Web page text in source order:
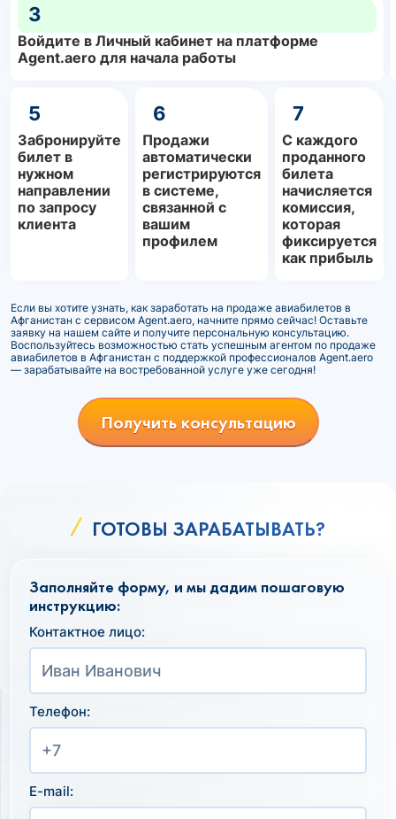
3
Войдите в Личный кабинет на платформе
Agent.aero для начала работы
5
Забронируйте
билет в
нужном
направлении
по запросу
клиента
6
Продажи
автоматически
регистрируются
в системе,
связанной с
вашим
профилем
7
С каждого
проданного
билета
начисляется
комиссия,
которая
фиксируется
как прибыль
Если вы хотите узнать, как заработать на продаже авиабилетов в
Афганистан с сервисом Agent.aero, начните прямо сейчас! Оставьте
заявку на нашем сайте и получите персональную консультацию.
Воспользуйтесь возможностью стать успешным агентом по продаже
авиабилетов в Афганистан с поддержкой профессионалов Agent.aero
— зарабатывайте на востребованной услуге уже сегодня!
Получить консультацию
ГОТОВЫ ЗАРАБАТЫВАТЬ?
Заполняйте форму, и мы дадим пошаговую
инструкцию:
Контактное лицо:
Телефон:
E-mail: